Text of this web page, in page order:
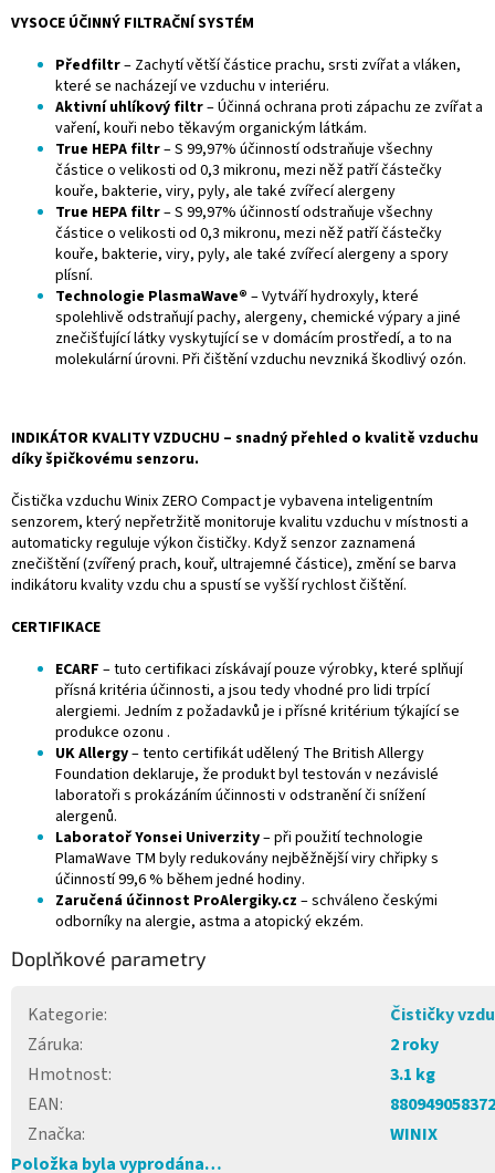
VYSOCE ÚČINNÝ FILTRAČNÍ SYSTÉM
Předfiltr– Zachytí větší částice prachu, srsti zvířat a vláken,
které se nacházejí ve vzduchu v interiéru.
Aktivní uhlíkový filtr– Účinná ochrana proti zápachu ze zvířat a
vaření, kouři nebo těkavým organickým látkám.
True HEPA filtr– S 99,97% účinností odstraňuje všechny
částice o velikosti od 0,3 mikronu, mezi něž patří částečky
kouře, bakterie, viry, pyly, ale také zvířecí alergeny
True HEPA filtr– S 99,97% účinností odstraňuje všechny
částice o velikosti od 0,3 mikronu, mezi něž patří částečky
kouře, bakterie, viry, pyly, ale také zvířecí alergeny a spory
plísní.
Technologie PlasmaWave® – Vytváří hydroxyly, které
spolehlivě odstraňují pachy, alergeny, chemické výpary a jiné
znečišťující látky vyskytující se v domácím prostředí, a to na
molekulární úrovni. Při čištění vzduchu nevzniká škodlivý ozón.
INDIKÁTOR KVALITY VZDUCHU – snadný přehled o kvalitě vzduchu
díky špičkovému senzoru.
Čistička vzduchu Winix ZERO Compact je vybavena inteligentním
senzorem, který nepřetržitě monitoruje kvalitu vzduchu v místnosti a
automaticky reguluje výkon čističky. Když senzor zaznamená
znečištění (zvířený prach, kouř, ultrajemné částice), změní se barva
indikátoru kvality vzdu chu a spustí se vyšší rychlost čištění.
CERTIFIKACE
ECARF – tuto certifikaci získávají pouze výrobky, které splňují
přísná kritéria účinnosti, a jsou tedy vhodné pro lidi trpící
alergiemi. Jedním z požadavků je i přísné kritérium týkající se
produkce ozonu .
UK Allergy– tento certifikát udělený The British Allergy
Foundation deklaruje, že produkt byl testován v nezávislé
laboratoři s prokázáním účinnosti v odstranění či snížení
alergenů.
Laboratoř Yonsei Univerzity– při použití technologie
PlamaWave TM byly redukovány nejběžnější viry chřipky s
účinností 99,6 % během jedné hodiny.
Zaručená účinnost ProAlergiky.cz – schváleno českými
odborníky na alergie, astma a atopický ekzém.
Doplňkové parametry
Kategorie:
Čističky
Záruka:
2 roky
Hmotnost:
3.1 kg
EAN:
Značka:
WINIX
Položka byla vyprodána…